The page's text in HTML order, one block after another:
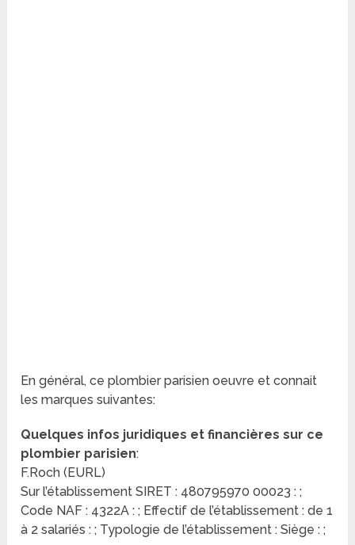
En général, ce plombier parisien oeuvre et connait
les marques suivantes:
Quelques infos juridiques et financières sur ce
plombier parisien:
F.Roch (EURL)
Sur l’établissement SIRET : 480795970 00023 : ;
Code NAF : 4322A : ; Effectif de l’établissement : de 1
à 2 salariés : ; Typologie de l’établissement : Siège : ;